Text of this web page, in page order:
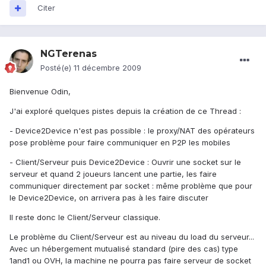
Citer
NGTerenas
Posté(e) 11 décembre 2009
Bienvenue Odin,
J'ai exploré quelques pistes depuis la création de ce Thread :
- Device2Device n'est pas possible : le proxy/NAT des opérateurs
pose problème pour faire communiquer en P2P les mobiles
- Client/Serveur puis Device2Device : Ouvrir une socket sur le
serveur et quand 2 joueurs lancent une partie, les faire
communiquer directement par socket : même problème que pour
le Device2Device, on arrivera pas à les faire discuter
Il reste donc le Client/Serveur classique.
Le problème du Client/Serveur est au niveau du load du serveur...
Avec un hébergement mutualisé standard (pire des cas) type
1and1 ou OVH, la machine ne pourra pas faire serveur de socket